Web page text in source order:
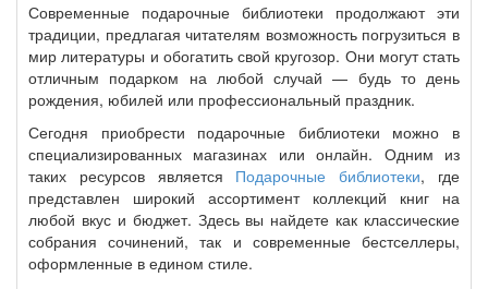
Современные подарочные библиотеки продолжают эти
традиции, предлагая читателям возможность погрузиться в
мир литературы и обогатить свой кругозор. Они могут стать
отличным подарком на любой случай — будь то день
рождения, юбилей или профессиональный праздник.
Сегодня приобрести подарочные библиотеки можно в
специализированных магазинах или онлайн. Одним из
таких ресурсов является Подарочные библиотеки, где
представлен широкий ассортимент коллекций книг на
любой вкус и бюджет. Здесь вы найдете как классические
собрания сочинений, так и современные бестселлеры,
оформленные в едином стиле.